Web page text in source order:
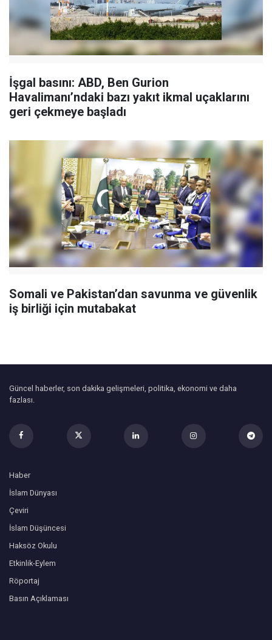
İşgal basını: ABD, Ben Gurion
Havalimanı’ndaki bazı yakıt ikmal uçaklarını
geri çekmeye başladı
Somali ve Pakistan’dan savunma ve güvenlik
iş birliği için mutabakat
Güncel haberler, son dakika gelişmeleri, politika, ekonomi ve daha
fazlası.
Haber
İslam Dünyası
Çeviri
İslam Düşüncesi
Haksöz Okulu
Etkinlik-Eylem
Röportaj
Basın Açıklaması